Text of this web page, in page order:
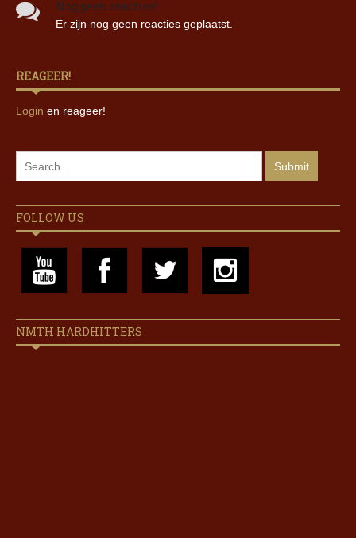
Nog geen reacties!
Er zijn nog geen reacties geplaatst.
REAGEER!
Login en reageer!
FOLLOW US
NMTH HARDHITTERS